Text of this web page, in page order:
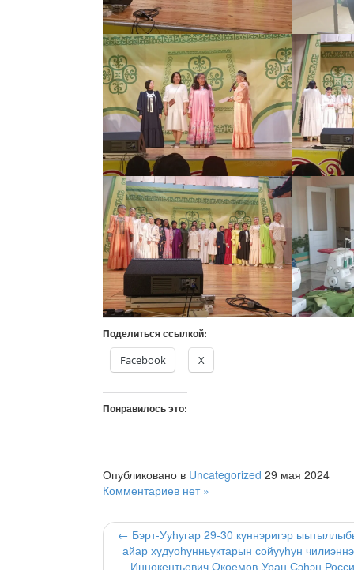
Поделиться ссылкой:
Facebook
X
Понравилось это:
Опубликовано в Uncategorized 29 мая 2024
Комментариев нет »
← Бэрт-Ууһугар 29-30 күннэригэр
айар худуоһунньуктарын сойууһун
Иннокентьевич Окоемов-Уран Сэһэн